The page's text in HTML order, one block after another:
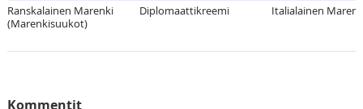
Ranskalainen Marenki
(Marenkisuukot)
Diplomaattikreemi Italialainen
Kommentit